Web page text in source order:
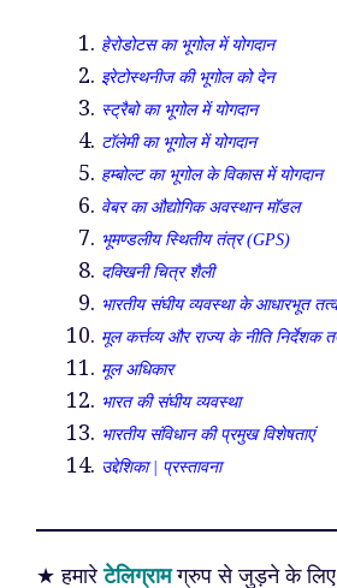
हेरोडोटस का भूगोल में योगदान
इरेटोस्थनीज की भूगोल को देन
स्ट्रैबो का भूगोल में योगदान
टॉलेमी का भूगोल में योगदान
हम्बोल्ट का भूगोल के विकास में योगदान
वेबर का औद्योगिक अवस्थान मॉडल
भूमण्डलीय स्थितीय तंत्र (GPS)
दक्खिनी चित्र शैली
भारतीय संघीय व्यवस्था के आधारभूत तत्व
मूल कर्त्तव्य और राज्य के नीति निर्देशक
मूल अधिकार
भारत की संघीय व्यवस्था
भारतीय संविधान की प्रमुख विशेषताएं
उद्देशिका | प्रस्तावना
★ हमारेटेलिग्रामग्रुप से जुड़ने के लिए